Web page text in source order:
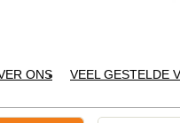
ONS VEEL GESTELDE